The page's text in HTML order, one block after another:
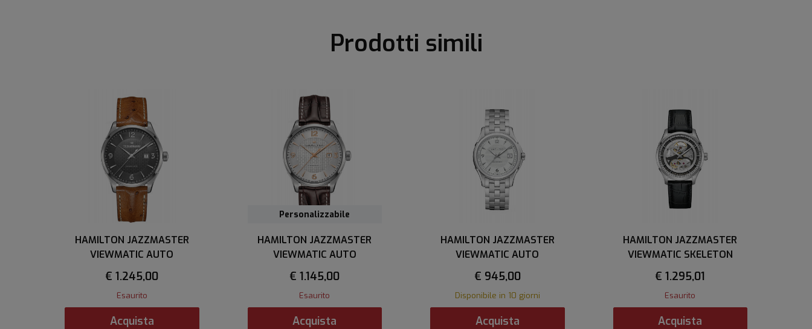
Prodotti simili
HAMILTON JAZZMASTER
VIEWMATIC AUTO
€ 1.245,00
Esaurito
Acquista
Personalizzabile
HAMILTON JAZZMASTER
VIEWMATIC AUTO
€ 1.145,00
Esaurito
Acquista
HAMILTON JAZZMASTER
VIEWMATIC AUTO
€ 945,00
Disponibile in 10 giorni
Acquista
HAMILTON JAZZMASTER
VIEWMATIC SKELETON
€ 1.295,01
Esaurito
Acquista